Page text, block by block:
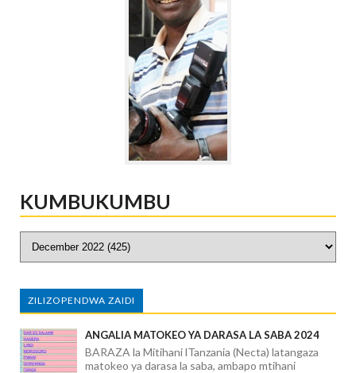
KUMBUKUMBU
ZILIZOPENDWA ZAIDI
ANGALIA MATOKEO YA DARASA LA SABA 2024
BARAZA la Mitihani lTanzania (Necta) latangaza
matokeo ya darasa la saba, ambapo mtihani